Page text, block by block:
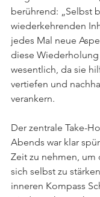
berührend: „Selbst
wiederkehrenden
jedes Mal neue
diese
wesentlich, da sie
vertiefen und
verankern.
Der zentrale Take-
Abends war klar
Zeit zu nehmen, um
sich selbst zu
inneren Kompass